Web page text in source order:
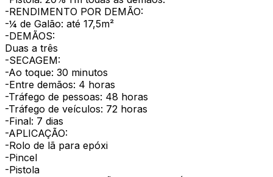
-RENDIMENTO POR DEMÃO:
-¼ de Galão: até 17,5m²
-DEMÃOS:
Duas a três
-SECAGEM:
-Ao toque: 30 minutos
-Entre demãos: 4 horas
-Tráfego de pessoas: 48 horas
-Tráfego de veículos: 72 horas
-Final: 7 dias
-APLICAÇÃO:
-Rolo de lã para epóxi
-Pincel
-Pistola